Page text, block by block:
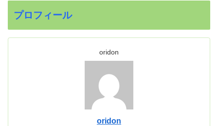
プロフィール
oridon
oridon